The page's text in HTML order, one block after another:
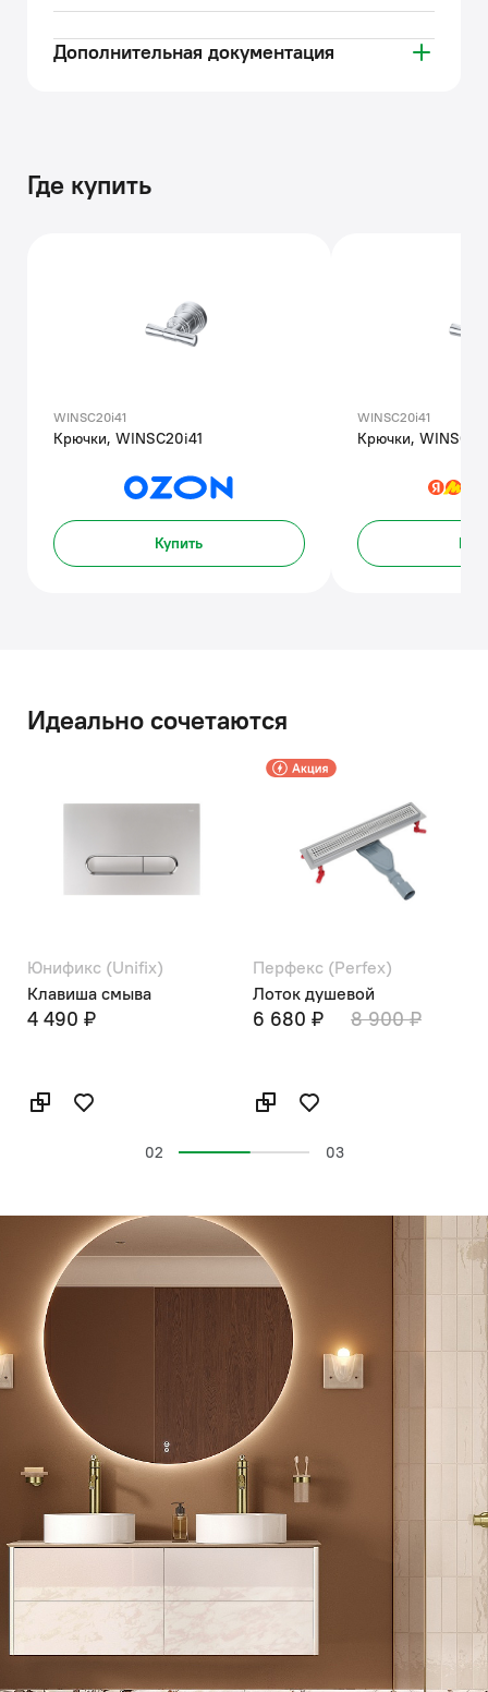
Дополнительная документация
Где купить
WINSC20i41
Крючки, WINSC20i41
Купить
WINSC20i41
Крючки,
Идеально сочетаются
Юнификс (Unifix)
Клавиша смыва
4 490 ₽
Перфекс (Perfex)
Лоток душевой
6 680 ₽ 8 900 ₽
02 03